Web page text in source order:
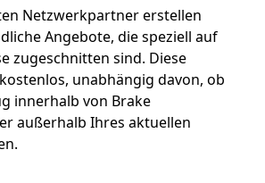
Netzwerkpartner erstellen
Angebote, die speziell auf
zugeschnitten sind. Diese
unabhängig davon, ob
innerhalb von Brake
außerhalb Ihres aktuellen